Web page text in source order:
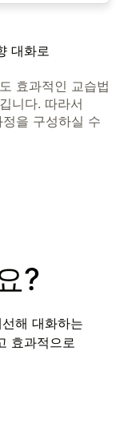
대화로
효과적인 교습법
니다. 따라서
을 구성하실 수
?
해 대화하는
효과적으로